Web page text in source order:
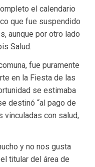
el calendario
que fue suspendido
aunque por otro lado
Salud.
fue puramente
en la Fiesta de las
se estimaba
destinó “al pago de
vinculadas con salud,
y no nos gusta
titular del área de